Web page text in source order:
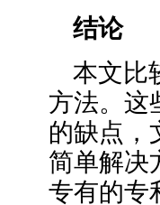
结论
本文比
方法。这
的缺点，
简单解决
专有的专